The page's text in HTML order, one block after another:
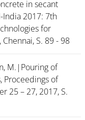
in secant
India 2017: 7th
for
S. 89 - 98
M.|Pouring of
Proceedings of
25 – 27, 2017, S.